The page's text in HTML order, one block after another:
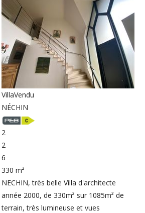
VillaVendu
NÉCHIN
2
2
6
330 m²
NECHIN, très belle Villa d'architecte
année 2000, de 330m² sur 1085m² de
terrain, très lumineuse et vues